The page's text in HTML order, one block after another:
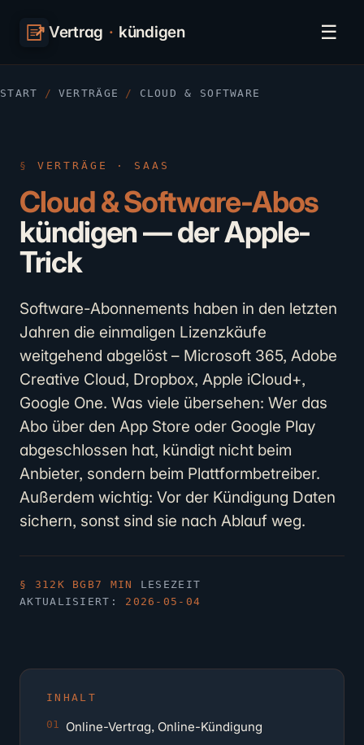
Vertrag · kündigen ☰
START / VERTRÄGE / CLOUD & SOFTWARE
VERTRÄGE · SAAS
Cloud & Software-Abos
kündigen — der Apple-
Trick
Software-Abonnements haben in den letzten
Jahren die einmaligen Lizenzkäufe
weitgehend abgelöst – Microsoft 365, Adobe
Creative Cloud, Dropbox, Apple iCloud+,
Google One. Was viele übersehen: Wer das
Abo über den App Store oder Google Play
abgeschlossen hat, kündigt nicht beim
Anbieter, sondern beim Plattformbetreiber.
Außerdem wichtig: Vor der Kündigung Daten
sichern, sonst sind sie nach Ablauf weg.
§ 312K BGB7 MIN
LESEZEIT
AKTUALISIERT: 2026-05-04
INHALT
Online-Vertrag, Online-Kündigung